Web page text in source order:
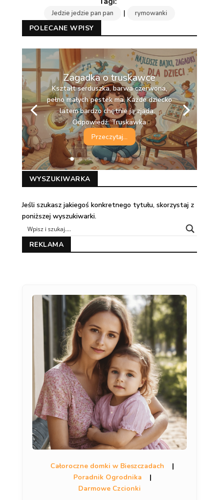
Jedzie jedzie pan pan | rymowanki
POLECANE WPISY
Zagadka o truskawce
Kształt serduszka, barwa czerwona,
pełno małych pestek ma. Każde dziecko
latem bardzo chętnie ją zjada.
Odpowiedź: Truskawka
Przeczytaj...
WYSZUKIWARKA
Jeśli szukasz jakiegoś konkretnego tytułu, skorzystaj z
poniższej wyszukiwarki.
REKLAMA
Całoroczne domki w Bieszczadach
|
Poradnik Ogrodnika
|
Darmowe Czcionki